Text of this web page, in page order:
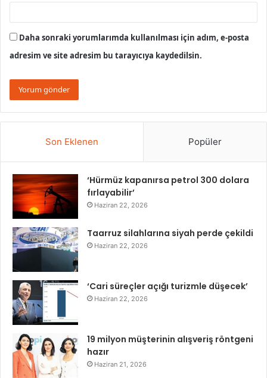
Daha sonraki yorumlarımda kullanılması için adım, e-posta
adresim ve site adresim bu tarayıcıya kaydedilsin.
Son Eklenen Popüler
‘Hürmüz kapanırsa petrol 300 dolara
fırlayabilir’
Haziran 22, 2026
Taarruz silahlarına siyah perde çekildi
Haziran 22, 2026
‘Cari süreçler açığı turizmle düşecek’
Haziran 22, 2026
19 milyon müşterinin alışveriş röntgeni
hazır
Haziran 21, 2026